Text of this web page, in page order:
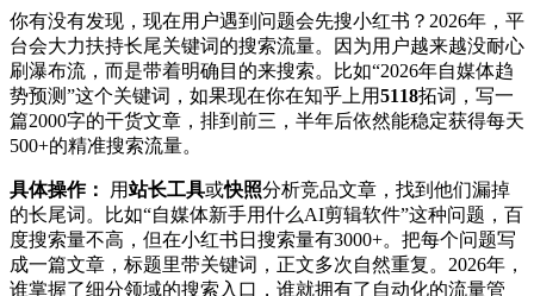
你有没有发现，现在用户遇到问题会先搜小红书？2026年，平
台会大力扶持长尾关键词的搜索流量。因为用户越来越没耐心
刷瀑布流，而是带着明确目的来搜索。比如“2026年自媒体趋
势预测”这个关键词，如果现在你在知乎上用5118拓词，写一
篇2000字的干货文章，排到前三，半年后依然能稳定获得每天
500+的精准搜索流量。
具体操作： 用站长工具或快照分析竞品文章，找到他们漏掉
的长尾词。比如“自媒体新手用什么AI剪辑软件”这种问题，百
度搜索量不高，但在小红书日搜索量有3000+。把每个问题写
成一篇文章，标题里带关键词，正文多次自然重复。2026年，
谁掌握了细分领域的搜索入口，谁就拥有了自动化的流量管